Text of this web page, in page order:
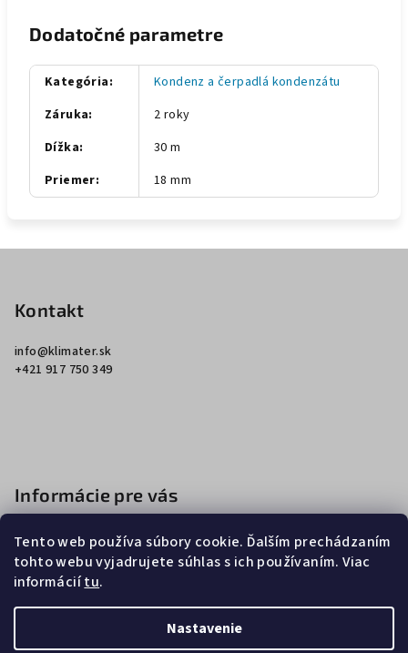
Tento web používa súbory cookie. Ďalším prechádzaním
tohto webu vyjadrujete súhlas s ich používaním. Viac
informáciítu.
Nastavenie
Dodatočné parametre
Kategória:
Kondenz a čerpadlá kondenzátu
Záruka:
2 roky
Dížka:
30 m
Priemer: 18 mm
Kontakt
info@klimater.sk
+421 917 750 349
Informácie pre vás
Ako nakupovať
Obchodné podmienky
Podmienky ochrany osobných údajov